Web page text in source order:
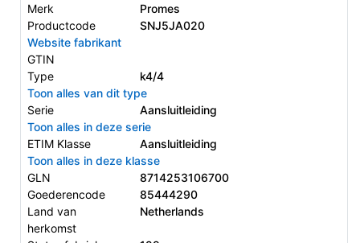
Merk
Promes
Productcode
SNJ5JA020
Website fabrikant
GTIN
Type
k4/4
Toon alles van dit type
Serie
Aansluitleiding
Toon alles in deze serie
ETIM Klasse
Aansluitleiding
Toon alles in deze klasse
GLN
8714253106700
Goederencode
85444290
Land van
herkomst
Netherlands